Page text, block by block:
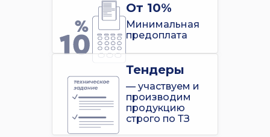
От 10%
Минимальная
предоплата
Тендеры
— участвуем и
производим
продукцию
строго по ТЗ